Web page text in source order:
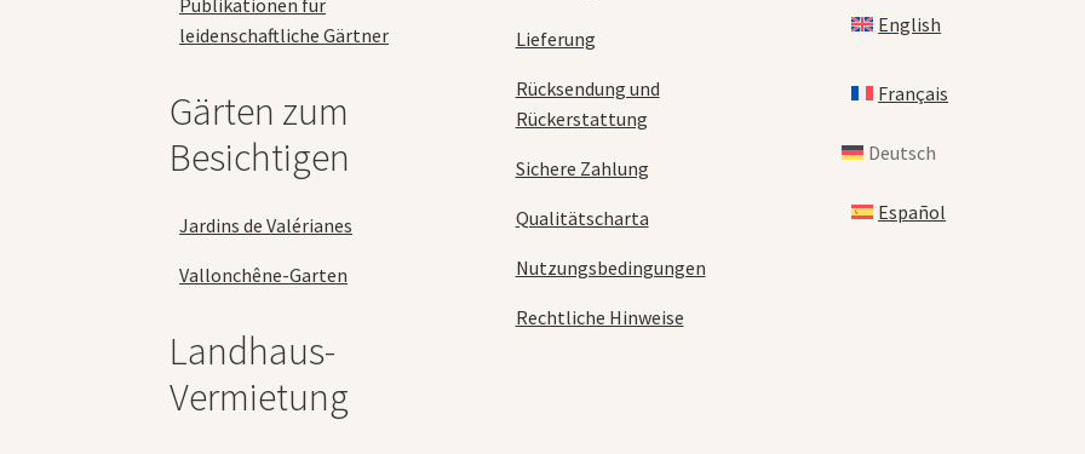
Publikationen für
leidenschaftliche Gärtner
Gärten zum
Besichtigen
Jardins de Valérianes
Vallonchêne-Garten
Landhaus-
Vermietung
Lieferung
Rücksendung und
Rückerstattung
Sichere Zahlung
Qualitätscharta
Nutzungsbedingungen
Rechtliche Hinweise
English
Français
Deutsch
Español